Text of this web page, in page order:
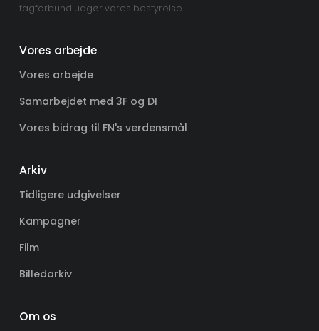
fagforbund udgør vores bestyrelse.
Vores arbejde
Vores arbejde
Samarbejdet med 3F og DI
Vores bidrag til FN's verdensmål
Arkiv
Tidligere udgivelser
Kampagner
Film
Billedarkiv
Om os